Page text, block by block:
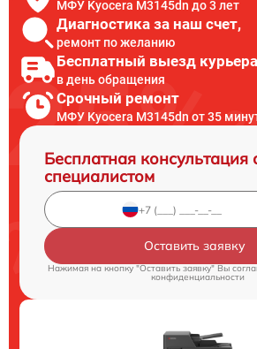
МФУ Kyocera M3145dn до 3 лет
Диагностика за наш счет,
ремонт по желанию
Бесплатный выезд курьера
в день обращения
Срочный ремонт
МФУ Kyocera M3145dn от 35
Бесплатная консультация
специалистом
Оставить заявку
Нажимая на кнопку "Оставить заявку" Вы
конфиденциальности